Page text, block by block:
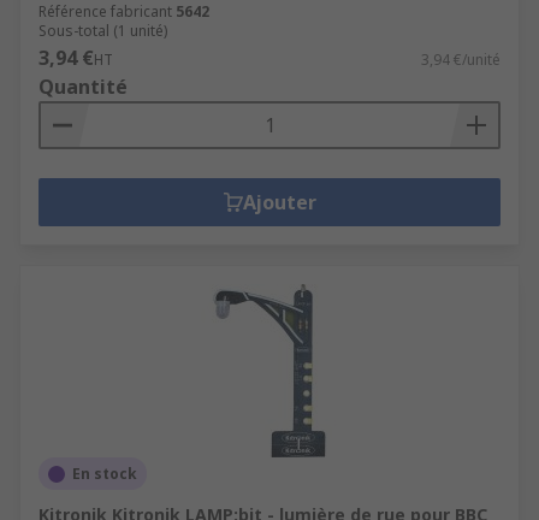
Référence fabricant 5642
Sous-total (1 unité)
3,94 €HT 3,94 €/unité
Quantité
Ajouter
En stock
Kitronik Kitronik LAMP:bit - lumière de rue pour BBC